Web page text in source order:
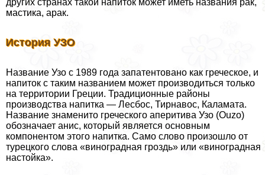
других странах такой напиток может иметь названия paк,
мастика, аpaк.
История УЗО
Название Узо с 1989 года запатентовано как греческое, и
напиток с таким названием может производиться только
на территории Греции. Традиционные районы
производства напитка — Лесбос, Тирнавос, Каламата.
Название знаменито греческого аперитива Узо (Ouzo)
обозначает анис, который является основным
компонентом этого напитка. Само слово произошло от
турецкого слова «виноградная гроздь» или «виноградная
настойка».